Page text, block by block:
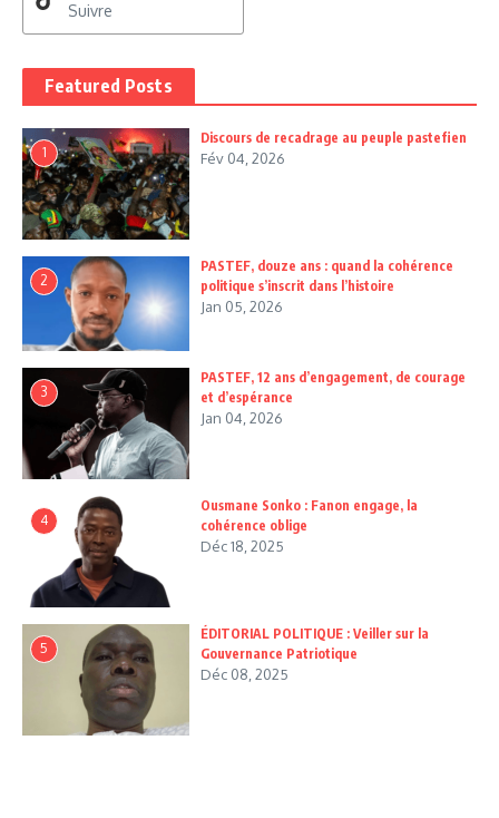
Suivre
Featured Posts
1
Discours de recadrage au peuple pastefien
Fév 04, 2026
2
PASTEF, douze ans : quand la cohérence
politique s’inscrit dans l’histoire
Jan 05, 2026
3
PASTEF, 12 ans d’engagement, de courage
et d’espérance
Jan 04, 2026
4
Ousmane Sonko : Fanon engage, la
cohérence oblige
Déc 18, 2025
5
ÉDITORIAL POLITIQUE : Veiller sur la
Gouvernance Patriotique
Déc 08, 2025